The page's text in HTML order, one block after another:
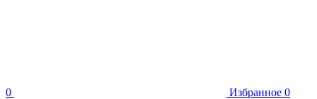
0 Избранное 0